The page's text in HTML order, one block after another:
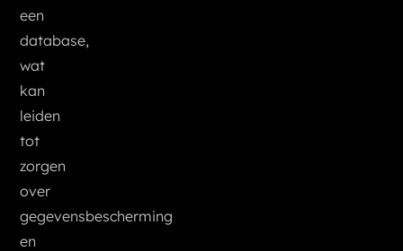
een
database,
wat
kan
leiden
tot
zorgen
over
gegevensbescherming
en